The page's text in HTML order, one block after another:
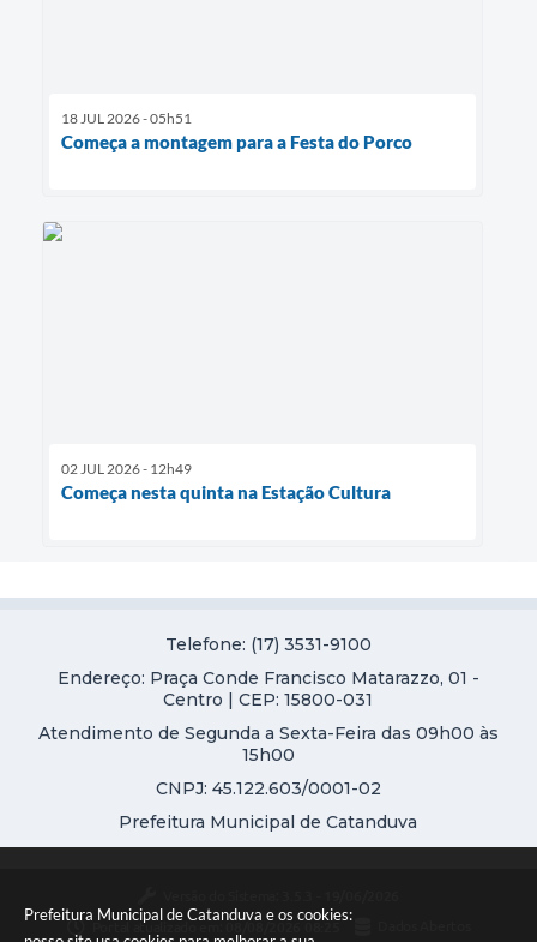
Prefeitura Municipal de Catanduva e os cookies:
18 JUL 2026 - 05h51
Começa a montagem para a Festa do Porco
02 JUL 2026 - 12h49
Começa nesta quinta na Estação Cultura
Telefone: (17) 3531-9100
Endereço: Praça Conde Francisco Matarazzo, 01 -
Centro | CEP: 15800-031
Atendimento de Segunda a Sexta-Feira das 09h00 às
15h00
CNPJ: 45.122.603/0001-02
Prefeitura Municipal de Catanduva
Portal atualizado em: